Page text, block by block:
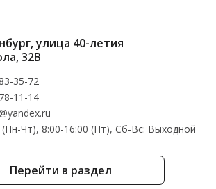
Перейти в раздел
улица 40-летия
32В
35-72
11-14
(Пн-Чт), 8:00-16:00 (Пт), Cб-Вс: Выходной